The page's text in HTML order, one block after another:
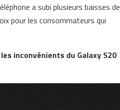
a subi plusieurs baisses de
pour les consommateurs qui
inconvénients du Galaxy S20